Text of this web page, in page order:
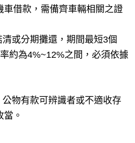
車借款，需備齊車輛相關之證
或分期攤還，期間最短3個
約為4%~12%之間，必須依據
物有款可辨識者或不適收存
。